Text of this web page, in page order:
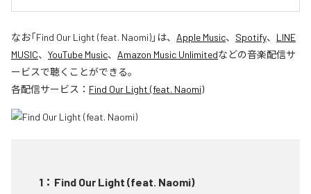
なお「Find Our Light (feat. Naomi)」は、 Apple Music、 Spotify、 LINE
MUSIC、 YouTube Music、 Amazon Music Unlimitedなどの音楽配信サ
ービスで聴くことができる。
各配信サービス： Find Our Light (feat. Naomi)
1 ： Find Our Light (feat. Naomi)